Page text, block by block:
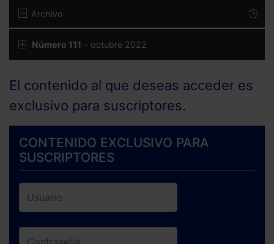
Archivo
Número 111 - octubre 2022
El contenido al que deseas acceder es
exclusivo para suscriptores.
CONTENIDO EXCLUSIVO PARA
SUSCRIPTORES